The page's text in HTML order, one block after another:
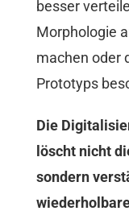
besser
Morphologie
machen oder
Prototyps
Die
löscht nicht
sondern